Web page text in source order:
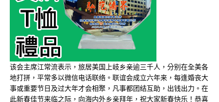
该会主席江常流表示，旅居美国上岐乡亲逾三千人，分别在全美各
地打拼，平常多以微信电话联络。联谊会成立六年来，每逢婚丧大
事或重要节日及过大年才会相聚，凡事都团结互助，出钱出力。在
此新春佳节来临之际，向海内外乡亲拜年，祝大家新春快乐！恭喜